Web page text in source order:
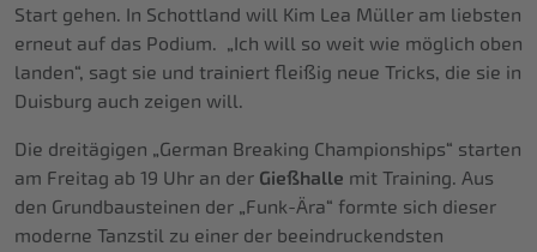
Start gehen. In Schottland will Kim Lea Müller am liebsten
erneut auf das Podium. „Ich will so weit wie möglich oben
landen“, sagt sie und trainiert fleißig neue Tricks, die sie in
Duisburg auch zeigen will.
Die dreitägigen „German Breaking Championships“ starten
am Freitag ab 19 Uhr an der Gießhalle mit Training. Aus
den Grundbausteinen der „Funk-Ära“ formte sich dieser
moderne Tanzstil zu einer der beeindruckendsten